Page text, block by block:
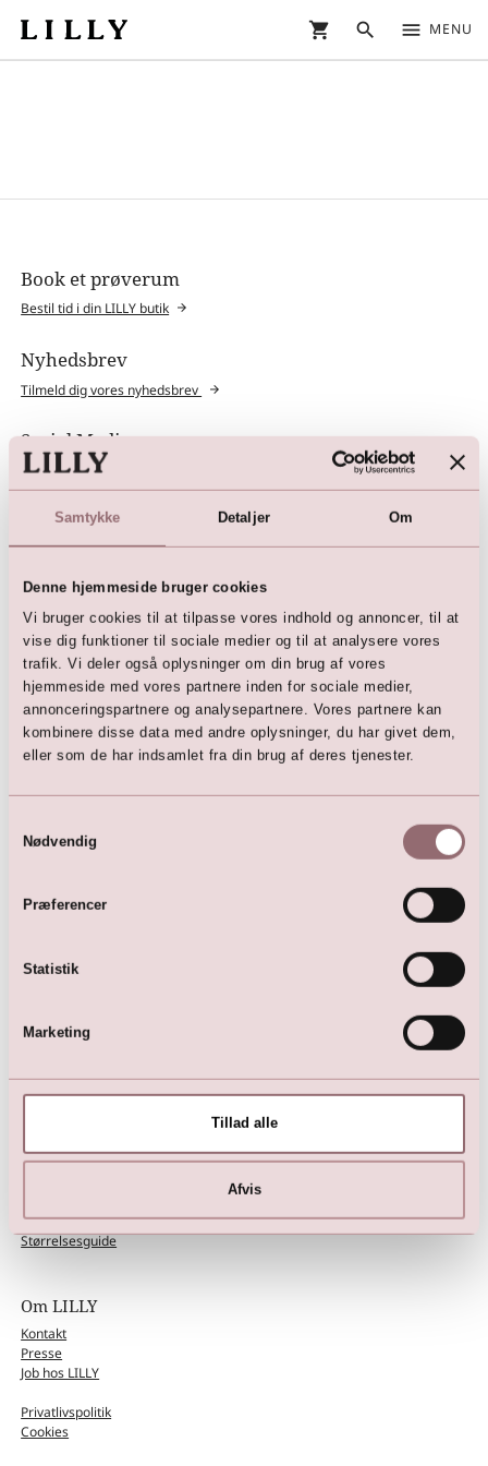
Samtykke Detaljer Om
Denne hjemmeside bruger cookies
Vi bruger cookies til at tilpasse vores indhold og annoncer, til at
vise dig funktioner til sociale medier og til at analysere vores
trafik. Vi deler også oplysninger om din brug af vores
hjemmeside med vores partnere inden for sociale medier,
annonceringspartnere og analysepartnere. Vores partnere kan
kombinere disse data med andre oplysninger, du har givet dem,
eller som de har indsamlet fra din brug af deres tjenester.
Nødvendig
Præferencer
Statistik
Marketing
Tillad alle
Afvis
shopping_cart search menu MENU
Book et prøverum
Bestil tid i din LILLY butik
Nyhedsbrev
Tilmeld dig vores nyhedsbrev
Social Media
@lillybrudekjoler
(Facebook|Instagram)
@lillykonfirmation
(Facebook|Instagram|TikTok)
Lilly App
LILLY ios app
Kollektioner
Brudekjoler
Brudepigekjoler
Dåbskjoler
Festkjoler
Konfirmationskjoler
Blogs
Rådhusbryllup ?
Brudens påklædning
6 tips til den helt rigtige brudesko
Kundeservice
Fortrydelsesformular
Størrelsesguide
Om LILLY
Kontakt
Presse
Job hos LILLY
Privatlivspolitik
Cookies